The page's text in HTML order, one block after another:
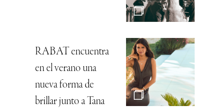
RABAT encuentra
en el verano una
nueva forma de
brillar junto a Tana